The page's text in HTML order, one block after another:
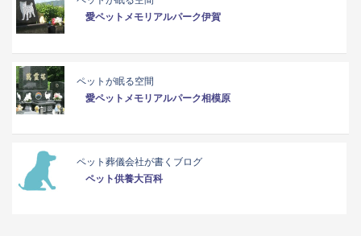
愛ペットメモリアルパーク伊賀
ペットが眠る空間
愛ペットメモリアルパーク相模原
ペット葬儀会社が書くブログ
ペット供養大百科